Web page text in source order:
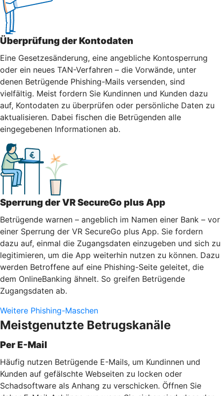
Überprüfung der Kontodaten
Eine Gesetzesänderung, eine angebliche Kontosperrung
oder ein neues TAN-Verfahren – die Vorwände, unter
denen Betrügende Phishing-Mails versenden, sind
vielfältig. Meist fordern Sie Kundinnen und Kunden dazu
auf, Kontodaten zu überprüfen oder persönliche Daten zu
aktualisieren. Dabei fischen die Betrügenden alle
eingegebenen Informationen ab.
Sperrung der VR SecureGo plus App
Betrügende warnen – angeblich im Namen einer Bank – vor
einer Sperrung der VR SecureGo plus App. Sie fordern
dazu auf, einmal die Zugangsdaten einzugeben und sich zu
legitimieren, um die App weiterhin nutzen zu können. Dazu
werden Betroffene auf eine Phishing-Seite geleitet, die
dem OnlineBanking ähnelt. So greifen Betrügende
Zugangsdaten ab.
Weitere Phishing-Maschen
Meistgenutzte Betrugskanäle
Per E-Mail
Häufig nutzen Betrügende E-Mails, um Kundinnen und
Kunden auf gefälschte Webseiten zu locken oder
Schadsoftware als Anhang zu verschicken. Öffnen Sie